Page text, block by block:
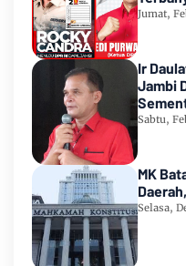
Count
Jumat,
Ir
Jambi
2024
Sabtu,
MK
Selasa,